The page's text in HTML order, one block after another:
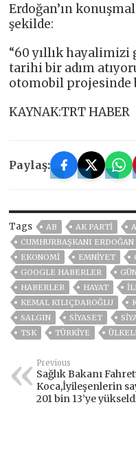
Erdoğan’ın
şekilde:
“60 yıllık
tarihi bir adım
otomobil projesinde
KAYNAK:TRT HABER
Paylaş:
Tags AB AK PARTİ
CUMHURBAŞKANI ERDOĞAN
EKONOMİ
EMNİYET
GOOGLE HABERLER
HABERLER
HAYAT
KEMAL KILIÇDAROĞLU
SALGIN
SİYASET
TSK
TÜRKİYE
Previous
Sağlık Bakanı
Koca,İyileşenlerin
201 bin 13’ye